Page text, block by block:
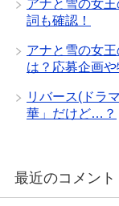
アナと雪の女
詞も確認！
アナと雪の女
は？応募企画や
リバース(ドラ
華」だけど…？
最近のコメント